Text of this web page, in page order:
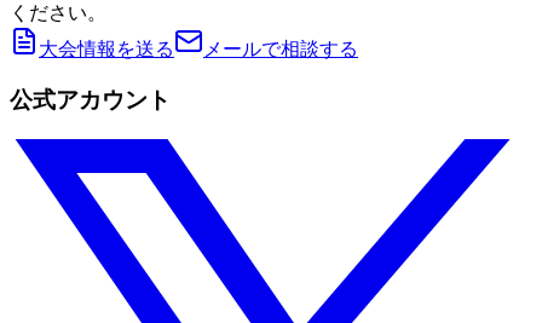
ください。
大会情報を送る
メールで相談する
公式アカウント